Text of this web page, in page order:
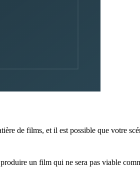
de films, et il est possible que votre
un film qui ne sera pas viable